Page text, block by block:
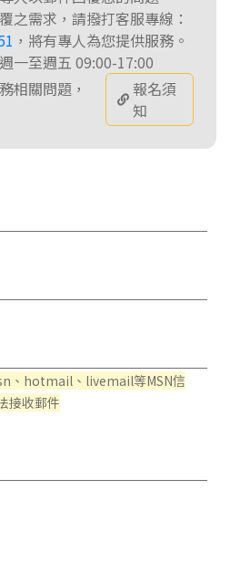
之需求，請撥打客服專線：
，將有專人為您提供服務。
一至週五 09:00-17:00
相關問題，
報名須
知
、hotmail、livemail等MSN信
接收郵件